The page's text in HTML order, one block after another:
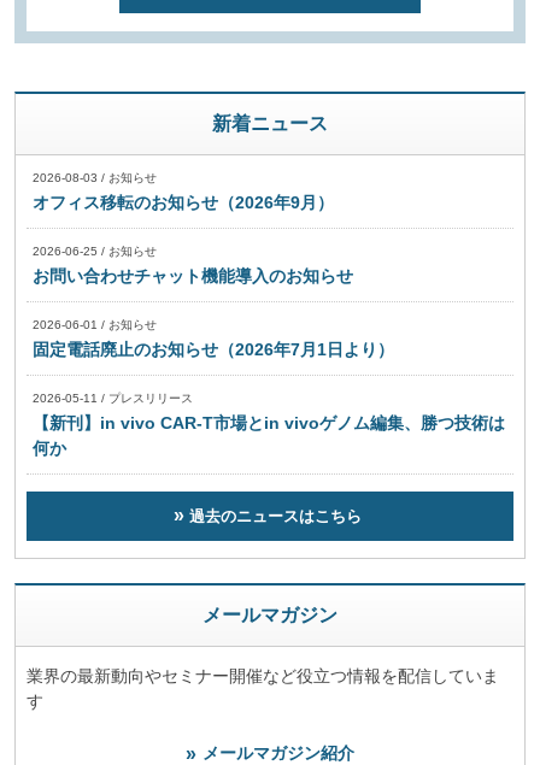
新着ニュース
2026-08-03 / お知らせ
オフィス移転のお知らせ（2026年9月）
2026-06-25 / お知らせ
お問い合わせチャット機能導入のお知らせ
2026-06-01 / お知らせ
固定電話廃止のお知らせ（2026年7月1日より）
2026-05-11 / プレスリリース
【新刊】in vivo CAR-T市場とin vivoゲノム編集、勝つ技術は
何か
過去のニュースはこちら
メールマガジン
業界の最新動向やセミナー開催など役立つ情報を配信していま
す
メールマガジン紹介